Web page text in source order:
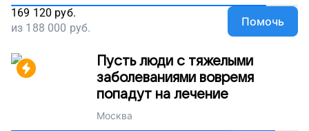
169 120 руб.
из 188 000 руб. Помочь
Пусть люди с тяжелыми
заболеваниями вовремя
попадут на лечение
Москва